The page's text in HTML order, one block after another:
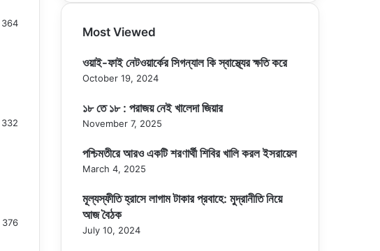
364
332
376
Most Viewed
ওয়াই-ফাই নেটওয়ার্কের সিগন্যাল কি স্বাস্থ্যের ক্ষতি করে
October 19, 2024
১৮ তে ১৮ : পরাজয় নেই খালেদা জিয়ার
November 7, 2025
পশ্চিমতীরে আরও একটি শরণার্থী শিবির খালি করল ইসরায়েল
March 4, 2025
মূল্যস্ফীতি হ্রাসে লাগাম টাকার প্রবাহে: মুদ্রানীতি নিয়ে
আজ বৈঠক
July 10, 2024